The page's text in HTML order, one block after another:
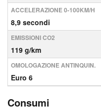
ACCELERAZIONE 0-100KM/H
8,9 secondi
EMISSIONI CO2
119 g/km
OMOLOGAZIONE ANTINQUIN.
Euro 6
Consumi